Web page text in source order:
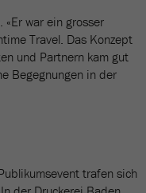
war ein grosser
Travel. Das Konzept
und Partnern kam gut
Begegnungen in der
trafen sich